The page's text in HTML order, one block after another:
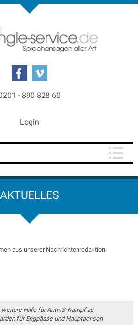
- 890 828 60
Login
AKTUELLES
aus unserer Nachrichtenredaktion:
weitere Hilfe für Anti-IS-Kampf zu
für Engpässe und Hauptachsen